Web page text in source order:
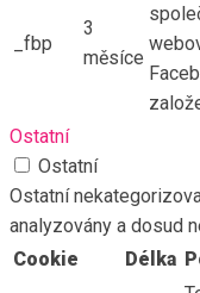
_fbp
3
měsíce
Ostatní
Ostatní
Ostatní
analyzovány a dosud
Cookie
Délka